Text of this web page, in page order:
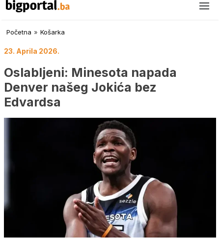
Početna » Košarka
23. Aprila 2026.
Oslabljeni: Minesota napada
Denver našeg Jokića bez
Edvardsa